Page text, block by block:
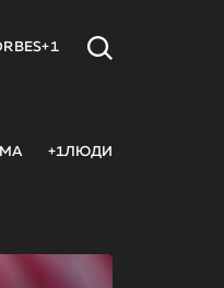
+1ЛЮДИ